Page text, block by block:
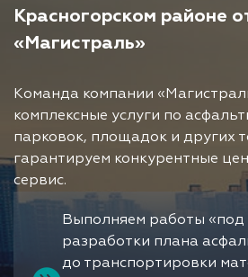
Красногорском районе
«Магистраль»
Команда компании
комплексные услуги по
парковок, площадок и других
гарантируем конкурентные
сервис.
Выполняем работы «под
разработки плана
до транспортировки